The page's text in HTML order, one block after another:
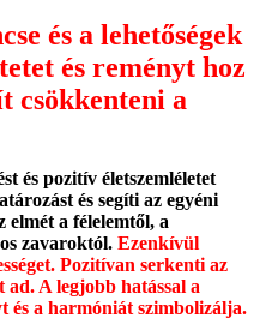
és a lehetőségek
és reményt hoz
csökkenteni a
és pozitív életszemléletet
és segíti az egyéni
elmét a félelemtől, a
zavaroktól. Ezenkívül
Pozitívan serkenti az
A legjobb hatással a
és a harmóniát szimbolizálja.